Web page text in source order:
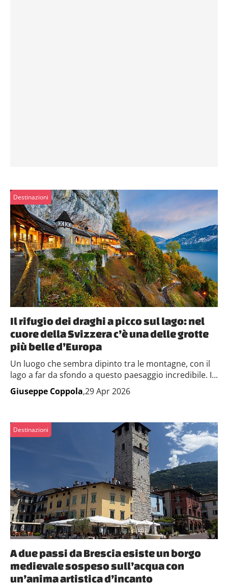
Destinazioni
Il rifugio dei draghi a picco sul lago: nel
cuore della Svizzera c’è una delle grotte
più belle d’Europa
Un luogo che sembra dipinto tra le montagne, con il
lago a far da sfondo a questo paesaggio incredibile. I...
Giuseppe Coppola,29 Apr 2026
Destinazioni
A due passi da Brescia esiste un borgo
medievale sospeso sull’acqua con
un’anima artistica d’incanto